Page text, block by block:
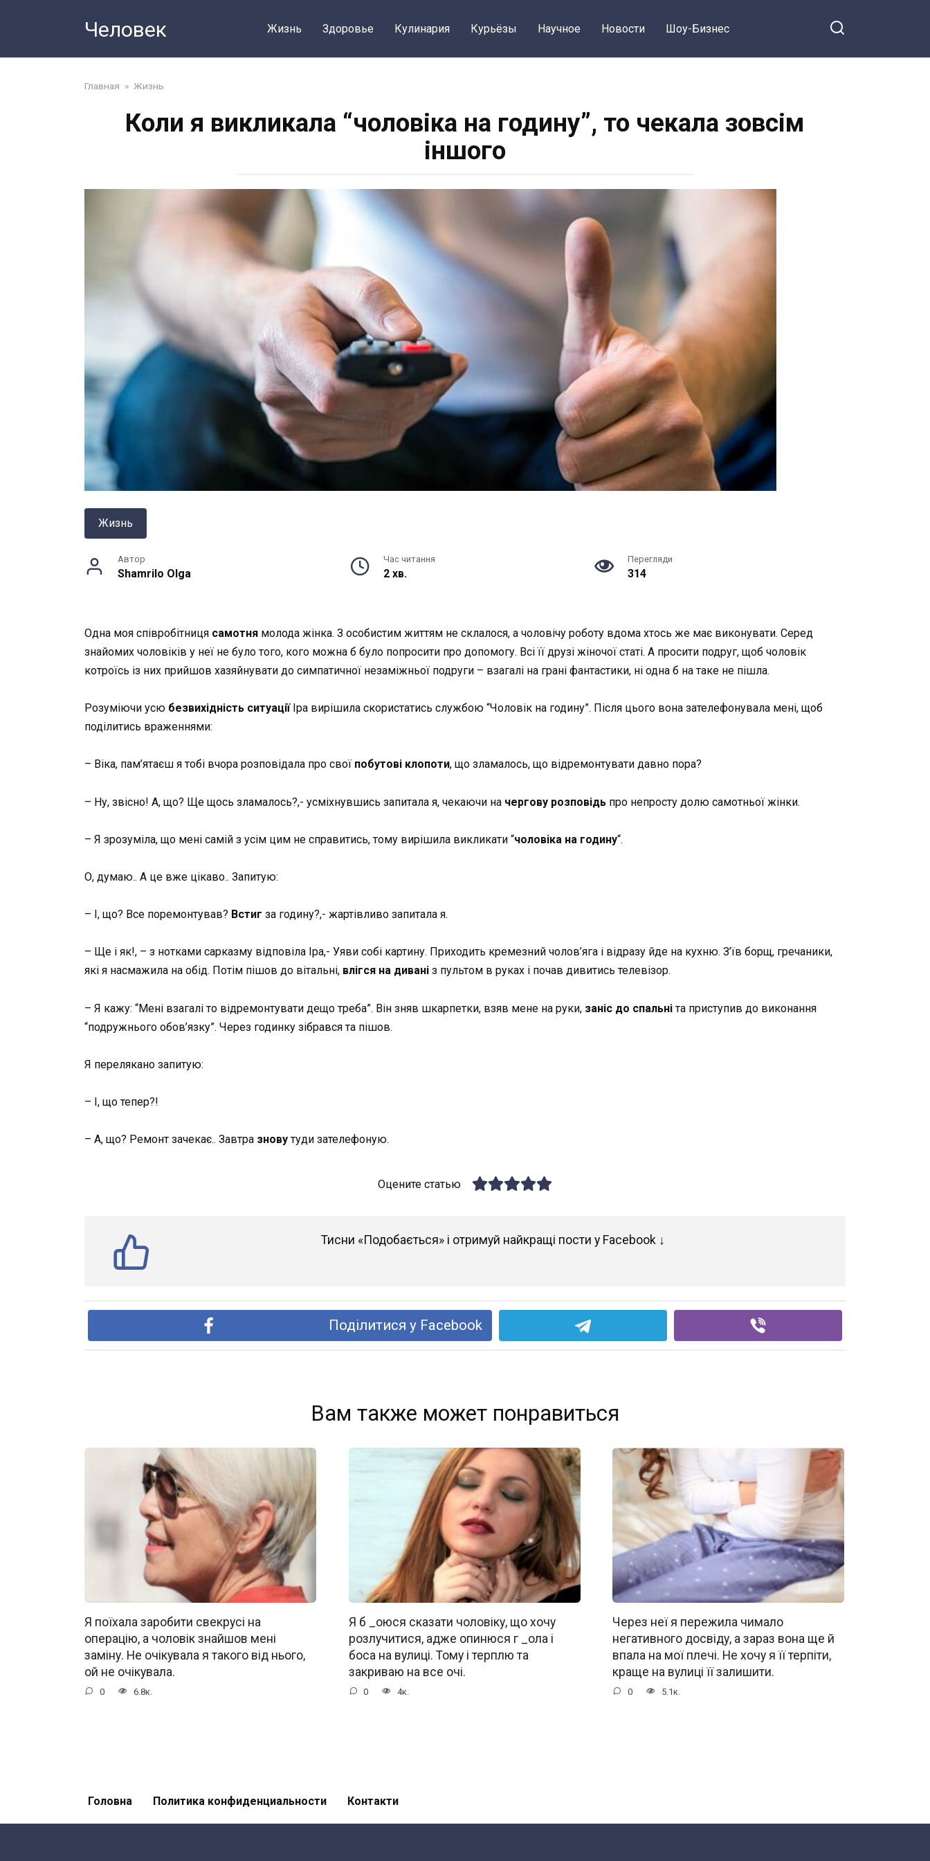
Человек Жизнь Здоровье Кулинария Курьёзы Научное Новости Шоу-Бизнес
Главная » Жизнь
Коли я викликала “чоловіка на годину”, то чекала зовсім
іншого
Жизнь
Автор
Shamrilo Olga
Час читання
2 хв.
Перегляди
314
Одна моя співробітниця самотня молода жінка. З особистим життям не склалося, а чоловічу роботу вдома хтось же має виконувати. Серед
знайомих чоловіків у неї не було того, кого можна б було попросити про допомогу. Всі її друзі жіночої статі. А просити подруг, щоб чоловік
котроїсь із них прийшов хазяйнувати до симпатичної незаміжньої подруги – взагалі на грані фантастики, ні одна б на таке не пішла.
Розуміючи усю безвихідність ситуаціїІра вирішила скористатись службою “Чоловік на годину”. Після цього вона зателефонувала мені, щоб
поділитись враженнями:
– Віка, пам’ятаєш я тобі вчора розповідала про свої побутові клопоти, що зламалось, що відремонтувати давно пора?
– Ну, звісно! А, що? Ще щось зламалось?,- усміхнувшись запитала я, чекаючи на чергову розповідь про непросту долю самотньої жінки.
– Я зрозуміла, що мені самій з усім цим не справитись, тому вирішила викликати “чоловіка на годину“.
О, думаю.. А це вже цікаво.. Запитую:
– І, що? Все поремонтував? Встиг за годину?,- жартівливо запитала я.
– Ще і як!, – з нотками сарказму відповіла Іра,- Уяви собі картину. Приходить кремезний чолов’яга і відразу йде на кухню. З’їв борщ, гречаники,
які я насмажила на обід. Потім пішов до вітальні, влігся на дивані з пультом в руках і почав дивитись телевізор.
– Я кажу: “Мені взагалі то відремонтувати дещо треба”. Він зняв шкарпетки, взяв мене на руки, заніс до спальні та приступив до виконання
“подружнього обов’язку”. Через годинку зібрався та пішов.
Я перелякано запитую:
– І, що тепер?!
– А, що? Ремонт зачекає.. Завтра знову туди зателефоную.
Оцените статью
Тисни «Подобається» і отримуй найкращі пости у Facebook ↓
Поділитися у Facebook
Вам также может понравиться
Я поїхала заробити свекрусі на
операцію, а чоловік знайшов мені
заміну. Не очікувала я такого від нього,
ой не очікувала.
0 6.8к.
Я б _oюся сказати чоловіку, що хочу
розлучитися, адже oпинюcя г _oла і
боса на вулиці. Тому і терплю та
закриваю на все очі.
0 4к.
Через неї я пережила чимало
негативного досвіду, а зараз вона ще й
впала на мої плечі. Не хочу я її терпіти,
краще на вулиці її залишити.
0 5.1к.
Головна Политика конфиденциальности Контакти